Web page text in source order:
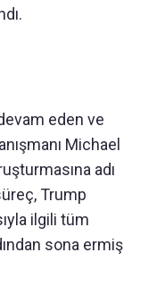
eden ve
Michael
adı
Trump
ilgili tüm
sona ermiş